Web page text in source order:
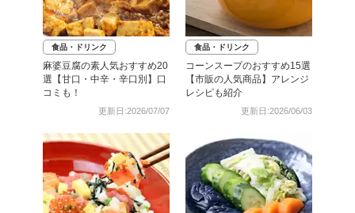
食品・ドリンク
麻婆豆腐の素人気おすすめ20
選【甘口・中辛・辛口別】口
コミも！
更新日:2026/07/07
食品・ドリンク
コーンスープのおすすめ15選
【市販の人気商品】アレンジ
レシピも紹介
更新日:2026/06/03